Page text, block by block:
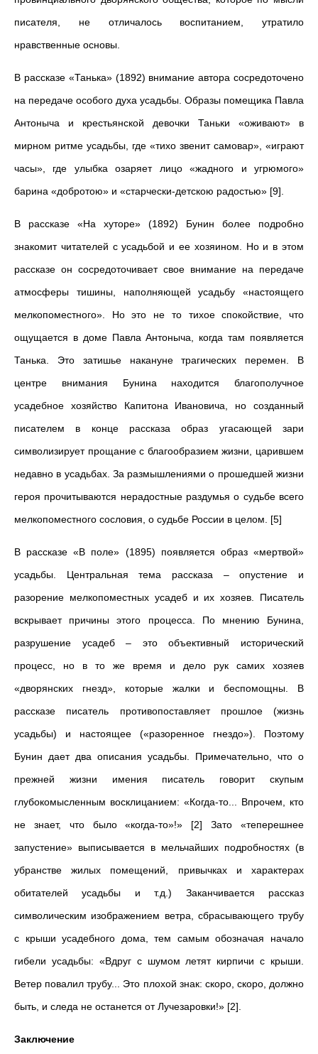
писателя, не отличалось воспитанием, утратило
нравственные основы.
В рассказе «Танька» (1892) внимание автора сосредоточено
на передаче особого духа усадьбы. Образы помещика Павла
Антоныча и крестьянской девочки Таньки «оживают» в
мирном ритме усадьбы, где «тихо звенит самовар», «играют
часы», где улыбка озаряет лицо «жадного и угрюмого»
барина «добротою» и «старчески-детскою радостью» [9].
В рассказе «На хуторе» (1892) Бунин более подробно
знакомит читателей с усадьбой и ее хозяином. Но и в этом
рассказе он сосредоточивает свое внимание на передаче
атмосферы тишины, наполняющей усадьбу «настоящего
мелкопоместного». Но это не то тихое спокойствие, что
ощущается в доме Павла Антоныча, когда там появляется
Танька. Это затишье накануне трагических перемен. В
центре внимания Бунина находится благополучное
усадебное хозяйство Капитона Ивановича, но созданный
писателем в конце рассказа образ угасающей зари
символизирует прощание с благообразием жизни, царившем
недавно в усадьбах. За размышлениями о прошедшей жизни
героя прочитываются нерадостные раздумья о судьбе всего
мелкопоместного сословия, о судьбе России в целом. [5]
В рассказе «В поле» (1895) появляется образ «мертвой»
усадьбы. Центральная тема рассказа – опустение и
разорение мелкопоместных усадеб и их хозяев. Писатель
вскрывает причины этого процесса. По мнению Бунина,
разрушение усадеб – это объективный исторический
процесс, но в то же время и дело рук самих хозяев
«дворянских гнезд», которые жалки и беспомощны. В
рассказе писатель противопоставляет прошлое (жизнь
усадьбы) и настоящее («разоренное гнездо»). Поэтому
Бунин дает два описания усадьбы. Примечательно, что о
прежней жизни имения писатель говорит скупым
глубокомысленным восклицанием: «Когда-то... Впрочем, кто
не знает, что было «когда-то»!» [2] Зато «теперешнее
запустение» выписывается в мельчайших подробностях (в
убранстве жилых помещений, привычках и характерах
обитателей усадьбы и т.д.) Заканчивается рассказ
символическим изображением ветра, сбрасывающего трубу
с крыши усадебного дома, тем самым обозначая начало
гибели усадьбы: «Вдруг с шумом летят кирпичи с крыши.
Ветер повалил трубу... Это плохой знак: скоро, скоро, должно
быть, и следа не останется от Лучезаровки!» [2].
Заключение